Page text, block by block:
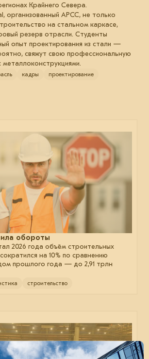
Крайнего Севера.
организованный АРСС, не только
на стальном каркасе,
резерв отрасли. Студенты
опыт проектирования из стали —
свяжут свою профессиональную
кадры проектирование
обороты
2026 года объём строительных
на 10% по сравнению
прошлого года — до 2,91 трлн
строительство